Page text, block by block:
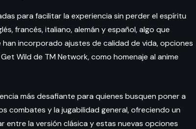
para facilitar la experiencia sin perder el espíritu
francés, italiano, alemán y español, algo que
incorporado ajustes de calidad de vida, opciones
Wild de TM Network, como homenaje al anime
más desafiante para quienes busquen poner a
combates y la jugabilidad general, ofreciendo un
la versión clásica y estas nuevas opciones